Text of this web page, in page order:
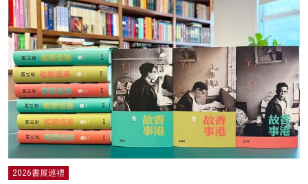
2026書展巡禮